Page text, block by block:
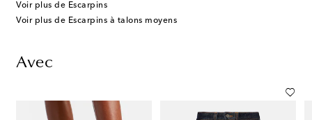
Voir plus de Escarpins
Voir plus de Escarpins à talons moyens
Avec